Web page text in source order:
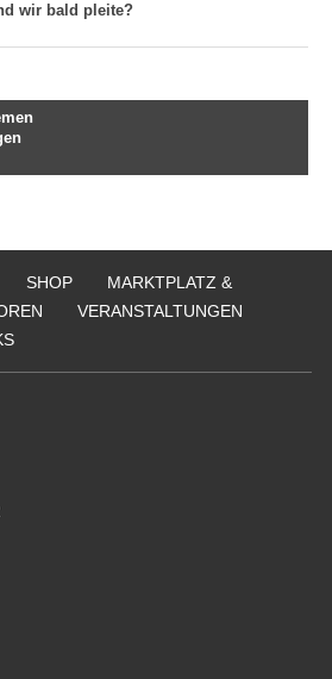
wir bald pleite?
SHOP
MARKTPLATZ &
VERANSTALTUNGEN